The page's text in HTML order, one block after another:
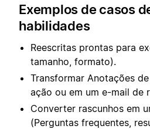
Exemplos de casos
habilidades
Reescritas prontas para
tamanho, formato).
Transformar Anotações
ação ou em um e-mail de
Converter rascunhos em
(Perguntas frequentes,